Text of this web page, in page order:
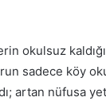
okulsuz
sadece köy
artan nüfusa